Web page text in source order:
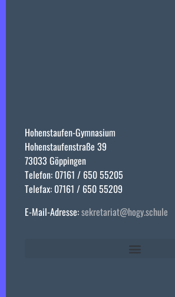
Hohenstaufen-Gymnasium
Hohenstaufenstraße 39
73033 Göppingen
Telefon: 07161 / 650 55205
Telefax: 07161 / 650 55209
E-Mail-Adresse:sekretariat@hogy.schule